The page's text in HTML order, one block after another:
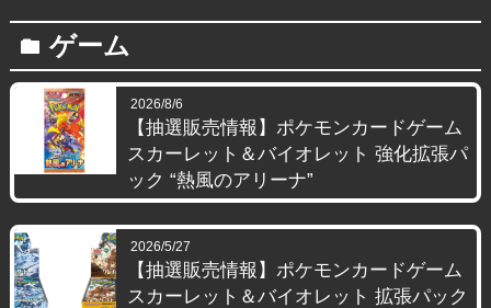
folder ゲーム
2026/8/6
【抽選販売情報】ポケモンカードゲーム
スカーレット＆バイオレット 強化拡張パ
ック “熱風のアリーナ”
2026/5/27
【抽選販売情報】ポケモンカードゲーム
スカーレット＆バイオレット 拡張パック